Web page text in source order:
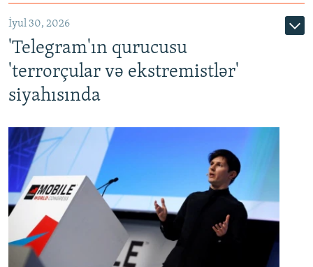
İyul 30, 2026
'Telegram'ın qurucusu
'terrorçular və ekstremistlər'
siyahısında